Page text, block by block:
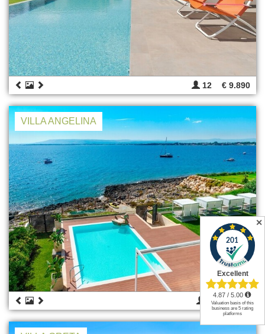
12 € 9.890
VILLA ANGELINA
8 € 9.850
✕